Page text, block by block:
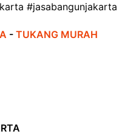
#jasabangunjakarta
- TUKANG MURAH